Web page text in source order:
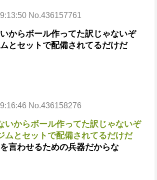
No.436157761
からボール作ってた訳じゃないぞ
とセットで配備されてるだけだ
No.436158276
いからボール作ってた訳じゃないぞ
ムとセットで配備されてるだけだ
言わせるための兵器だからな